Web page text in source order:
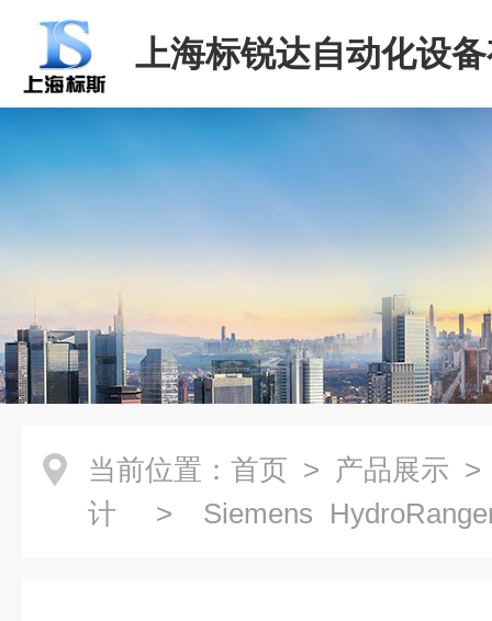
上海标锐达自动化设
司
当前位置： 首页 > 产品展示
计
> Siemens